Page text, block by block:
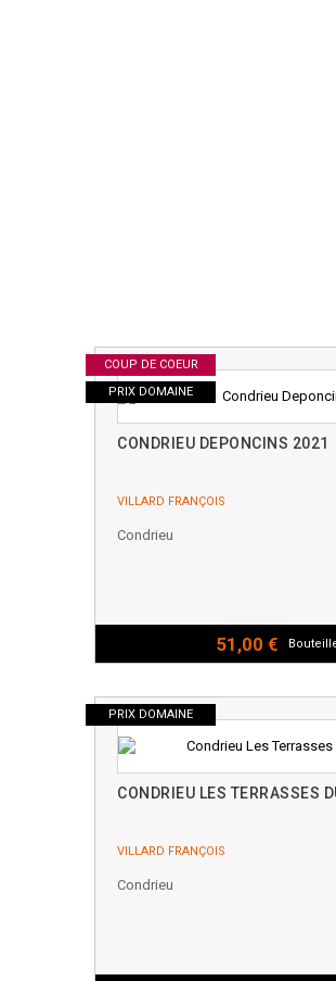
COUP DE COEUR
PRIX DOMAINE
CONDRIEU DEPONCINS 2021
VILLARD FRANÇOIS
Condrieu
51,00 €
PRIX DOMAINE
CONDRIEU LES TERRASSES
VILLARD FRANÇOIS
Condrieu